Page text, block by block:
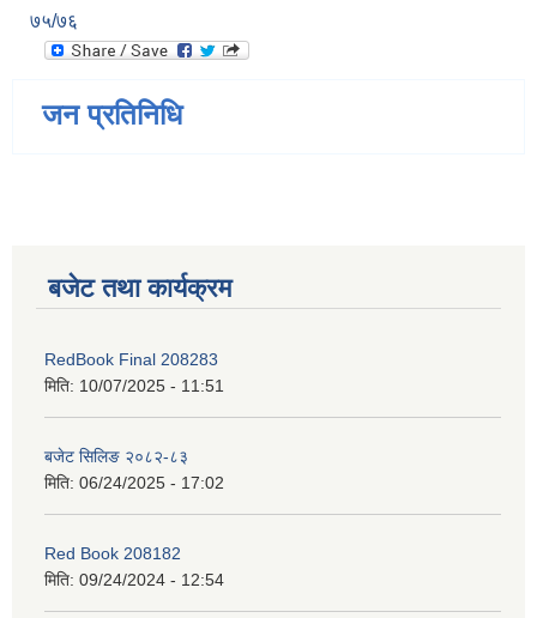
७५/७६
जन प्रतिनिधि
बजेट तथा कार्यक्रम
RedBook Final 208283
मिति: 10/07/2025 - 11:51
बजेट सिलिङ २०८२-८३
मिति: 06/24/2025 - 17:02
Red Book 208182
मिति: 09/24/2024 - 12:54